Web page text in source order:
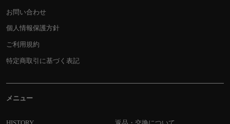
お問い合わせ
個人情報保護方針
ご利用規約
特定商取引に基づく表記
メニュー